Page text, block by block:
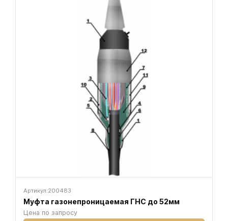
Артикул:200483
Муфта газонепроницаемая ГНС до 52мм
Цена по запросу